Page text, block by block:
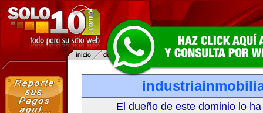
El dueño de este dominio lo